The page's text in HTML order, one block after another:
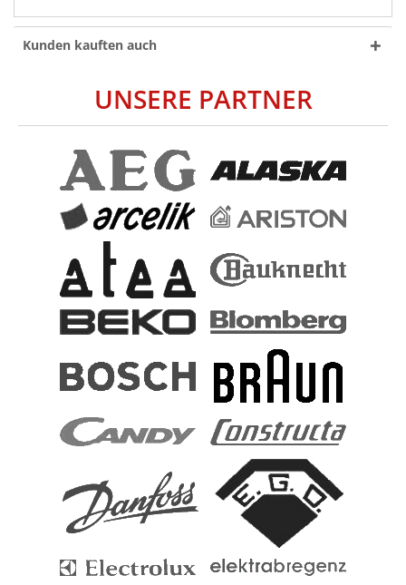
Kunden kauften auch
UNSERE PARTNER